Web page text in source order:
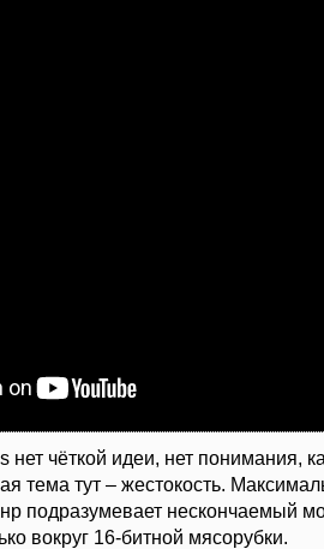
чёткой идеи, нет понимания,
тема тут – жестокость.
подразумевает нескончаемый
вокруг 16-битной мясорубки.